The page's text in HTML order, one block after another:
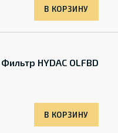
В КОРЗИНУ
Фильтр HYDAC OLFBD
В КОРЗИНУ